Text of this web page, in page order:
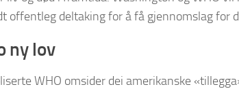
offentleg deltaking for å få gjennomslag for
ny lov
WHO omsider dei amerikanske